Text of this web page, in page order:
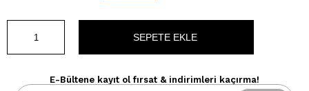
E-Bültene kayıt ol fırsat & indirimleri kaçırma!